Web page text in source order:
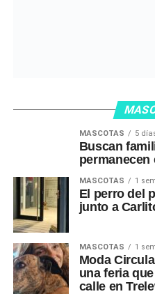
MASCOTAS 5
Buscan
MASCOTAS 1
El perro del
junto a
MASCOTAS 1
Moda
una feria
calle en